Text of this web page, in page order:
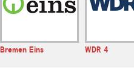
Bremen Eins WDR 4